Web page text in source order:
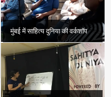
मुंबई में साहित्य दुनिया की वर्कशॉप